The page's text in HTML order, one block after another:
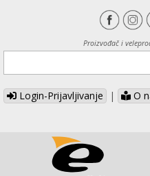
Proizvođač i
Login-Prijavljivanje | O